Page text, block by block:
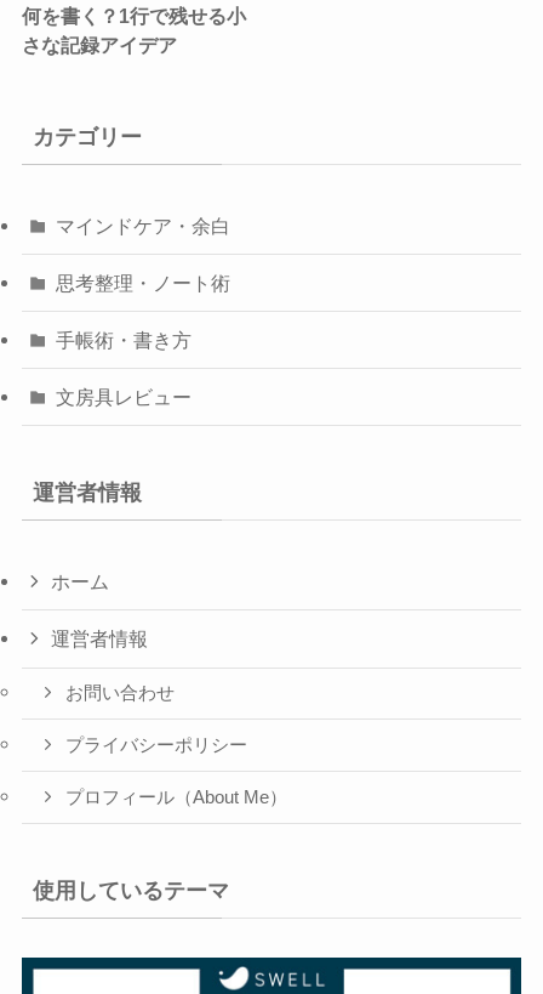
何を書く？1行で残せる小
さな記録アイデア
カテゴリー
マインドケア・余白
思考整理・ノート術
手帳術・書き方
文房具レビュー
運営者情報
ホーム
運営者情報
お問い合わせ
プライバシーポリシー
プロフィール（About Me）
使用しているテーマ